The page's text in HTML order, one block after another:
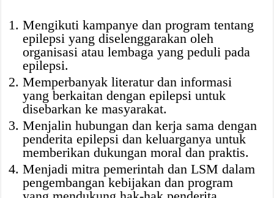
Mengikuti kampanye dan program tentang
epilepsi yang diselenggarakan oleh
organisasi atau lembaga yang peduli pada
epilepsi.
Memperbanyak literatur dan informasi
yang berkaitan dengan epilepsi untuk
disebarkan ke masyarakat.
Menjalin hubungan dan kerja sama dengan
penderita epilepsi dan keluarganya untuk
memberikan dukungan moral dan praktis.
Menjadi mitra pemerintah dan LSM dalam
pengembangan kebijakan dan program